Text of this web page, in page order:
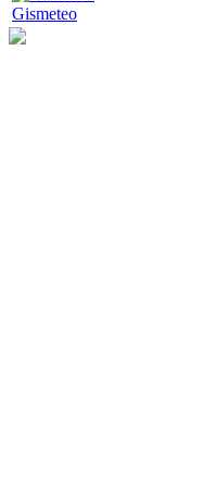
Gismeteo